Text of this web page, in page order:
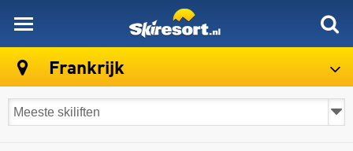
Frankrijk